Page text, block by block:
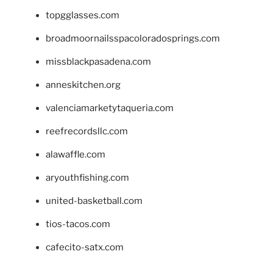
topgglasses.com
broadmoornailsspacoloradosprings.com
missblackpasadena.com
anneskitchen.org
valenciamarketytaqueria.com
reefrecordsllc.com
alawaffle.com
aryouthfishing.com
united-basketball.com
tios-tacos.com
cafecito-satx.com